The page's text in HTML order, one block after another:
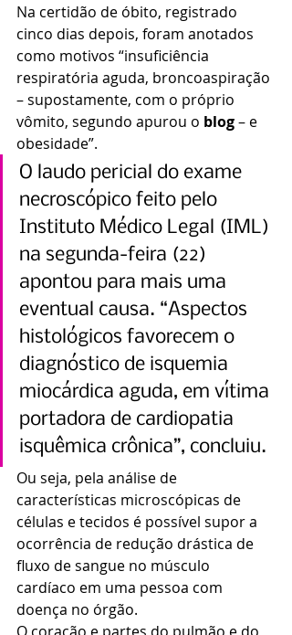
Na certidão de óbito, registrado
cinco dias depois, foram anotados
como motivos “insuficiência
respiratória aguda, broncoaspiração
– supostamente, com o próprio
vômito, segundo apurou o blog – e
obesidade”.
O laudo pericial do exame
necroscópico feito pelo
Instituto Médico Legal (IML)
na segunda-feira (22)
apontou para mais uma
eventual causa. “Aspectos
histológicos favorecem o
diagnóstico de isquemia
miocárdica aguda, em vítima
portadora de cardiopatia
isquêmica crônica”, concluiu.
Ou seja, pela análise de
características microscópicas de
células e tecidos é possível supor a
ocorrência de redução drástica de
fluxo de sangue no músculo
cardíaco em uma pessoa com
doença no órgão.